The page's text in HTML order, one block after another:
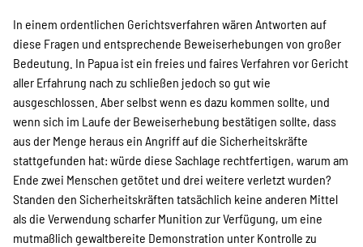
In einem ordentlichen Gerichtsverfahren wären Antworten auf
diese Fragen und entsprechende Beweiserhebungen von großer
Bedeutung. In Papua ist ein freies und faires Verfahren vor Gericht
aller Erfahrung nach zu schließen jedoch so gut wie
ausgeschlossen. Aber selbst wenn es dazu kommen sollte, und
wenn sich im Laufe der Beweiserhebung bestätigen sollte, dass
aus der Menge heraus ein Angriff auf die Sicherheitskräfte
stattgefunden hat: würde diese Sachlage rechtfertigen, warum am
Ende zwei Menschen getötet und drei weitere verletzt wurden?
Standen den Sicherheitskräften tatsächlich keine anderen Mittel
als die Verwendung scharfer Munition zur Verfügung, um eine
mutmaßlich gewaltbereite Demonstration unter Kontrolle zu